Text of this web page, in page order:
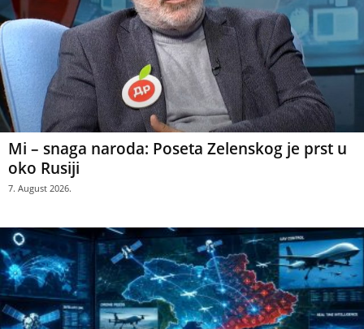
Mi – snaga naroda: Poseta Zelenskog je prst u
oko Rusiji
7. August 2026.